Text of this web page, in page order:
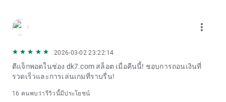
more_vert
2026-03-02 23:22:14
ตีแจ็กพอตในช่อง dk7.com สล็อต เมื่อคืนนี้! ชอบการถอนเงินที่
รวดเร็วและการเล่นเกมที่ราบรื่น!
16 คนพบว่ารีวิวนี้มีประโยชน์